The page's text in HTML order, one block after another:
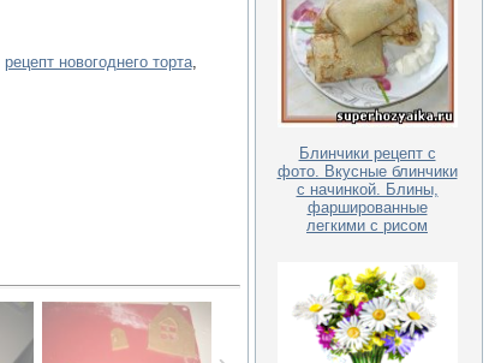
рецепт новогоднего торта,
Блинчики рецепт с
фото. Вкусные блинчики
с начинкой. Блины,
фаршированные
легкими с рисом